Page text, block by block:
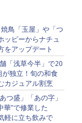
鳥「玉屋」や「つ
ッピーからナチュ
をアップデート
「浅草今半」で20
独立！旬の和食
カジュアル割烹
つ盛」「あの字」
華”で修業した
軽に立ち飲みで